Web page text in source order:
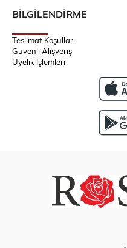
BİLGİLENDİRME
Teslimat Koşulları
Güvenli Alışveriş
Üyelik İşlemleri